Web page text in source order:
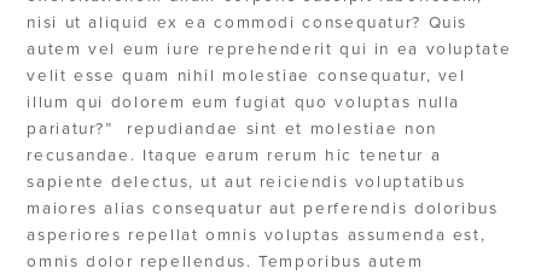
nisi ut aliquid ex ea commodi consequatur? Quis
autem vel eum iure reprehenderit qui in ea voluptate
velit esse quam nihil molestiae consequatur, vel
illum qui dolorem eum fugiat quo voluptas nulla
pariatur?” repudiandae sint et molestiae non
recusandae. Itaque earum rerum hic tenetur a
sapiente delectus, ut aut reiciendis voluptatibus
maiores alias consequatur aut perferendis doloribus
asperiores repellat omnis voluptas assumenda est,
omnis dolor repellendus. Temporibus autem